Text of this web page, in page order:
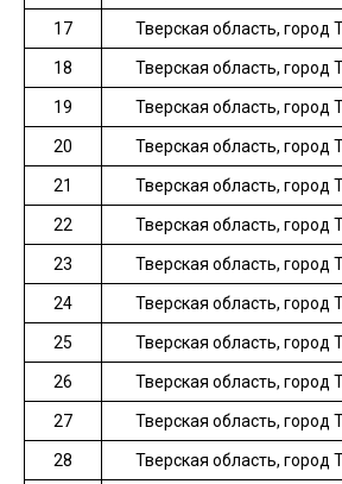
17 Тверская область, город
18 Тверская область, город
19 Тверская область, город
20 Тверская область, город
21 Тверская область, город
22 Тверская область, город
23 Тверская область, город
24 Тверская область, город
25 Тверская область, город
26 Тверская область, город
27 Тверская область, город
28 Тверская область, город